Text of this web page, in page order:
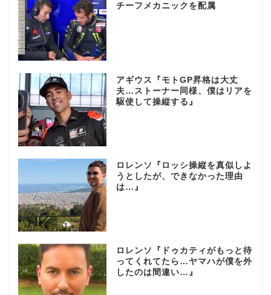
チーフメカニックを配属
アギウス『モトGP昇格は大丈
夫…ストーナー同様、僕はリアを
駆使して操縦する』
ロレンソ『ロッシ操縦を真似しよ
うとしたが、できなかった理由
は…』
ロレンソ『ドゥカティがもっと待
ってくれてたら…ヤマハが僕を外
したのは間違い…』